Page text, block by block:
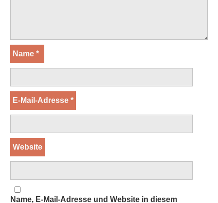
Name*
E-Mail-Adresse*
Website
Name, E-Mail-Adresse und Website in diesem